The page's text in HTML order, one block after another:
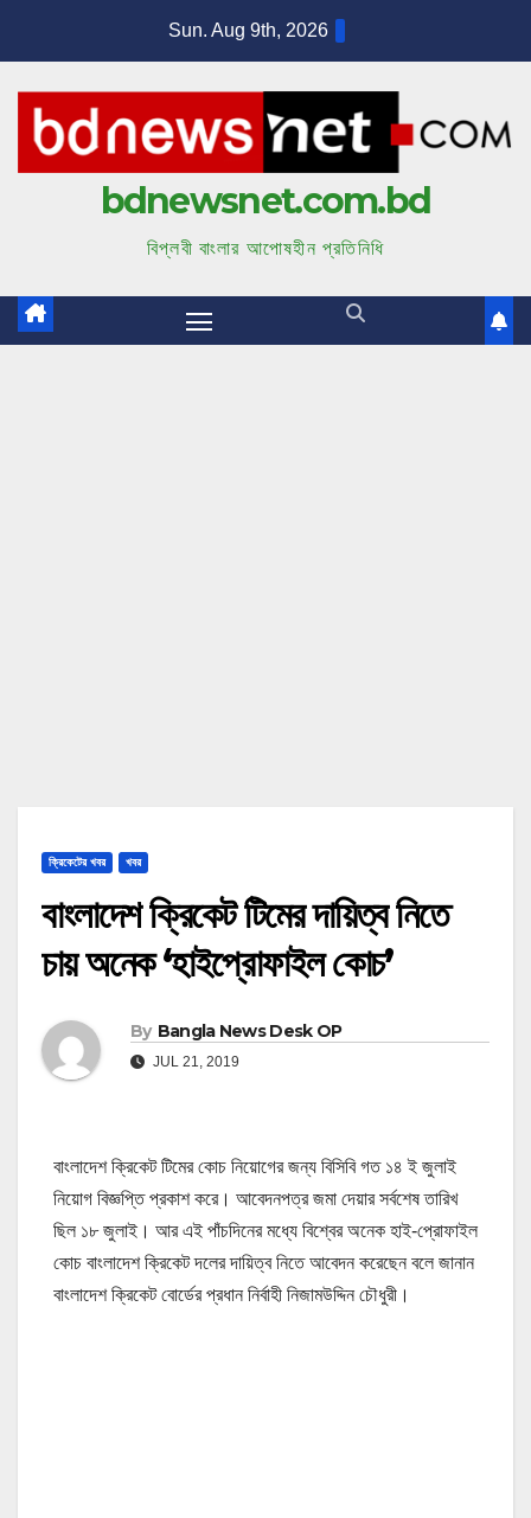
n
Sun. Aug 9th, 2026
bdnewsnet.com.bd
বিপ্লবী বাংলার আপোষহীন প্রতিনিধি
ক্রিকেটের খবর খবর
বাংলাদেশ ক্রিকেট টিমের দায়িত্ব নিতে
চায় অনেক ‘হাইপ্রোফাইল কোচ’
By Bangla News Desk OP
JUL 21, 2019
বাংলাদেশ ক্রিকেট টিমের কোচ নিয়োগের জন্য বিসিবি গত ১৪ ই জুলাই
নিয়োগ বিজ্ঞপ্তি প্রকাশ করে। আবেদনপত্র জমা দেয়ার সর্বশেষ তারিখ
ছিল ১৮ জুলাই। আর এই পাঁচদিনের মধ্যে বিশ্বের অনেক হাই-প্রোফাইল
কোচ বাংলাদেশ ক্রিকেট দলের দায়িত্ব নিতে আবেদন করেছেন বলে জানান
বাংলাদেশ ক্রিকেট বোর্ডের প্রধান নির্বাহী নিজামউদ্দিন চৌধুরী।